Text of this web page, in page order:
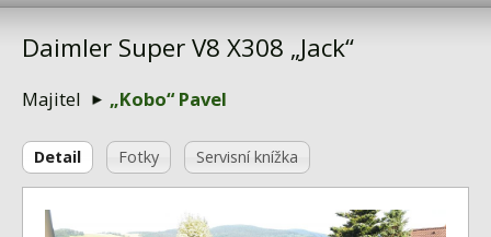
Členové
Naše vozy
Daimler Super V8 X308 „Jack“
Majitel „Kobo“ Pavel
Detail Fotky Servisní knížka